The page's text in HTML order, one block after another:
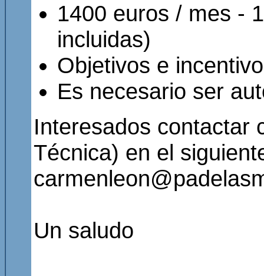
1400 euros / mes -
incluidas)
Objetivos e
Es necesario ser
Interesados contactar
Técnica) en el
Un saludo